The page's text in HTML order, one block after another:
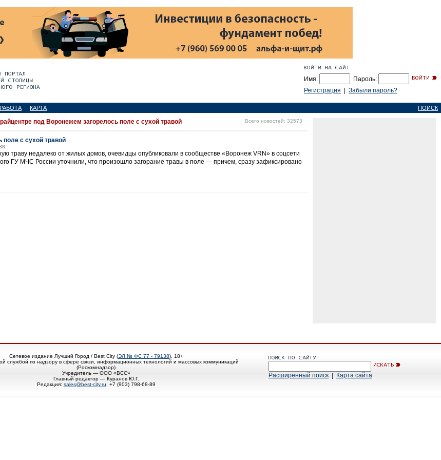
Имя:
Пароль:
Регистрация
Забыли пароль?
РАБОТА КАРТА ПОИСК
под Воронежем загорелось поле с сухой травой Всего новостей: 32573
поле с сухой травой
траву недалеко от жилых домов, очевидцы опубликовали в сообществе «Воронеж VRN» в соцсети
ГУ МЧС России уточнили, что произошло загорание травы в поле — причем, сразу зафиксировано
Сетевое издание Лучший Город / Best City (ЭЛ № ФС 77 - 79138), 18+
службой по надзору в сфере связи, информационных технологий и массовых коммуникаций
(Роскомнадзор)
Учредитель — ООО «ВСС»
Главный редактор — Куранов Ю.Г.
Редакция: sales@best-city.ru , +7 (903) 798-68-89
Расширенный поиск Карта сайта